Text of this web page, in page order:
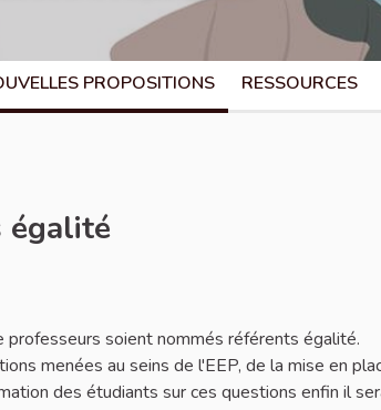
PROPOSITIONS RESSOURCES
égalité
soient nommés référents égalité.
menées au seins de l'EEP, de la mise en
des étudiants sur ces questions enfin il